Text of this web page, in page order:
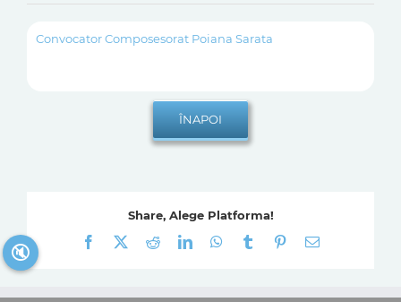
Convocator Composesorat Poiana Sarata
Share, Alege Platforma!
Facebook
RedditLinkedInWhatsApp
Tumblr Pinterest
E-
🔇